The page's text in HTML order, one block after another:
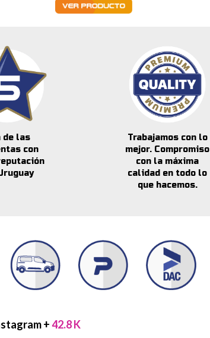
$11.445
de las
con
Trabajamos con lo
mejor. Compromiso
con la máxima
calidad en todo lo
que hacemos.
+42.8 K